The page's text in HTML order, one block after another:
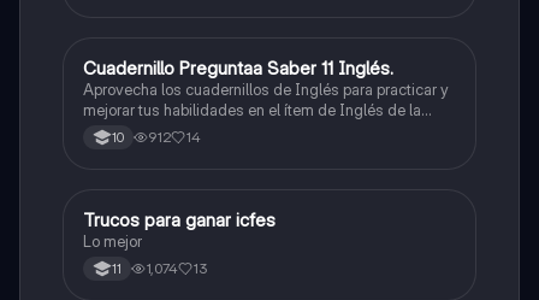
ICFES: Inglés
Cuadernillo Preguntaa Saber 11 Inglés.
Aprovecha los cuadernillos de Inglés para practicar y
mejorar tus habilidades en el ítem de Inglés de la
Prueba Saber 11. 🫡
10 912 14
Química
Trucos para ganar icfes
Lo mejor
11 1,074 13